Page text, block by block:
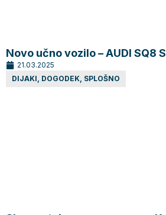
Novo učno vozilo – AUDI SQ8
21.03.2025
DIJAKI, DOGODEK, SPLOŠNO